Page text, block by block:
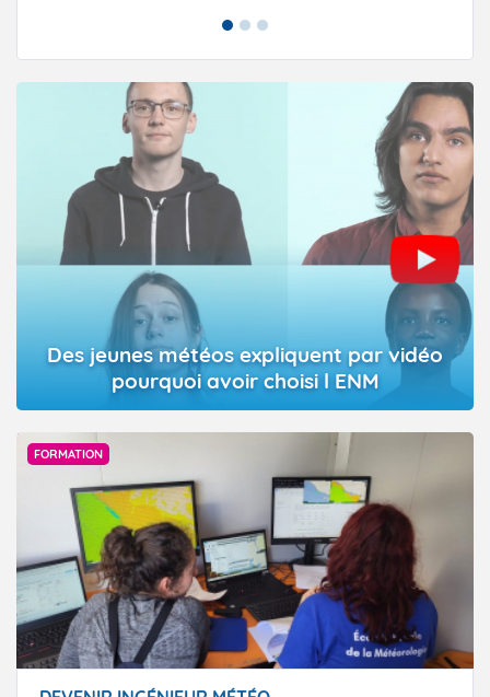
Des jeunes météos expliquent par vidéo
pourquoi avoir choisi l ENM
FORMATION
P. Dumas